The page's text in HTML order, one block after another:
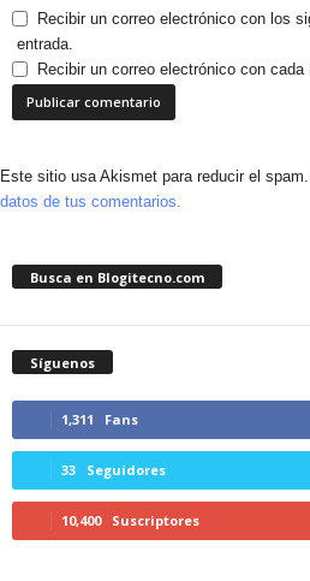
Recibir un correo electrónico con los
entrada.
Recibir un correo electrónico con cada
Este sitio usa Akismet para reducir el spam.
datos de tus comentarios.
Busca en Blogitecno.com
Síguenos
1,311 Fans
33 Seguidores
10,400 Suscriptores